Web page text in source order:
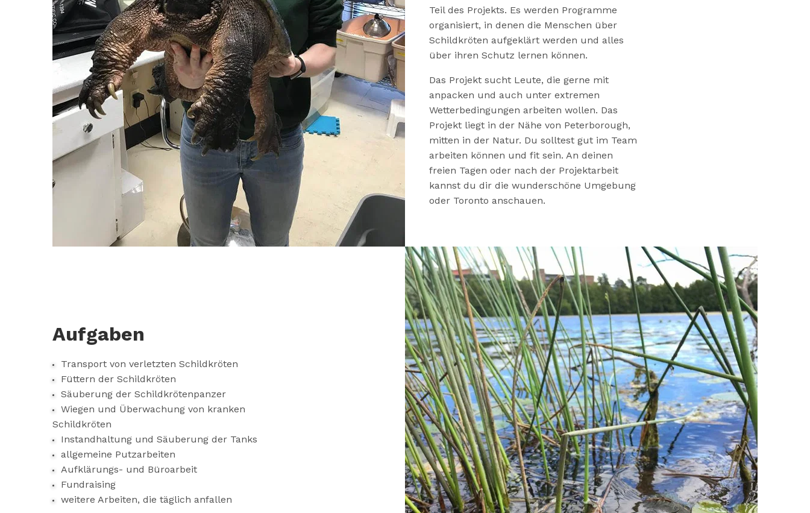
Teil des Projekts. Es werden Programme
organisiert, in denen die Menschen über
Schildkröten aufgeklärt werden und alles
über ihren Schutz lernen können.
Das Projekt sucht Leute, die gerne mit
anpacken und auch unter extremen
Wetterbedingungen arbeiten wollen. Das
Projekt liegt in der Nähe von Peterborough,
mitten in der Natur. Du solltest gut im Team
arbeiten können und fit sein. An deinen
freien Tagen oder nach der Projektarbeit
kannst du dir die wunderschöne Umgebung
oder Toronto anschauen.
Aufgaben
Transport von verletzten Schildkröten
Füttern der Schildkröten
Säuberung der Schildkrötenpanzer
Wiegen und Überwachung von kranken
Schildkröten
Instandhaltung und Säuberung der Tanks
allgemeine Putzarbeiten
Aufklärungs- und Büroarbeit
Fundraising
weitere Arbeiten, die täglich anfallen